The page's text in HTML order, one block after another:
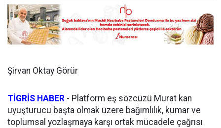
Şirvan Oktay Görür
TİGRİS HABER - Platform eş sözcüzü Murat kan
uyuşturucu başta olmak üzere bağımlılık, kumar ve
toplumsal yozlaşmaya karşı ortak mücadele çağrısı